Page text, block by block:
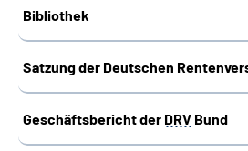
Bibliothek
Satzung der Deutschen
Geschäftsbericht der DRV Bund